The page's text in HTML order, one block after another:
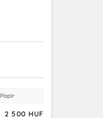
Papír
2 500 HUF